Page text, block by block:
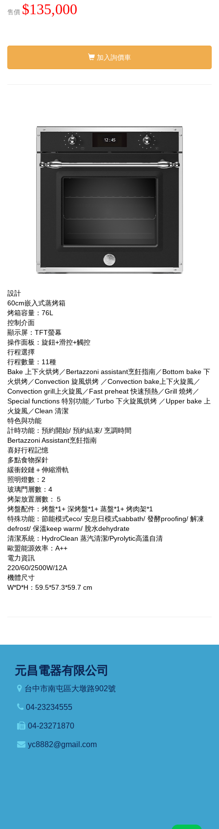
售價 $135,000
加入詢價車
設計
60cm嵌入式蒸烤箱
烤箱容量：76L
控制介面
顯示屏：TFT螢幕
操作面板：旋鈕+滑控+觸控
行程選擇
行程數量：11種
Bake 上下火烘烤／Bertazzoni assistant烹飪指南／Bottom bake 下
火烘烤／Convection 旋風烘烤 ／Convection bake上下火旋風／
Convection grill上火旋風／Fast preheat 快速預熱／Grill 燒烤／
Special functions 特別功能／Turbo 下火旋風烘烤 ／Upper bake 上
火旋風／Clean 清潔
特色與功能
計時功能：預約開始/ 預約結束/ 烹調時間
Bertazzoni Assistant烹飪指南
喜好行程記憶
多點食物探針
緩衝鉸鏈＋伸縮滑軌
照明燈數：2
玻璃門層數：4
烤架放置層數：５
烤盤配件：烤盤*1+ 深烤盤*1+ 蒸盤*1+ 烤肉架*1
特殊功能：節能模式eco/ 安息日模式sabbath/ 發酵proofing/ 解凍
defrost/ 保溫keep warm/ 脫水dehydrate
清潔系統：HydroClean 蒸汽清潔/Pyrolytic高溫自清
歐盟能源效率：A++
電力資訊
220/60/2500W/12A
機體尺寸
W*D*H：59.5*57.3*59.7 cm
元昌電器有限公司
台中市南屯區大墩路902號
04-23234555
04-23271870
yc8882@gmail.com